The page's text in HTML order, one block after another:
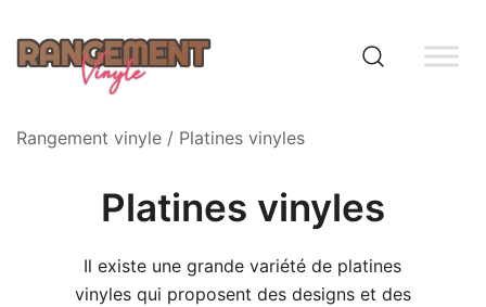
content
Rangement vinyle / Platines vinyles
Platines vinyles
Il existe une grande variété de platines
vinyles qui proposent des designs et des